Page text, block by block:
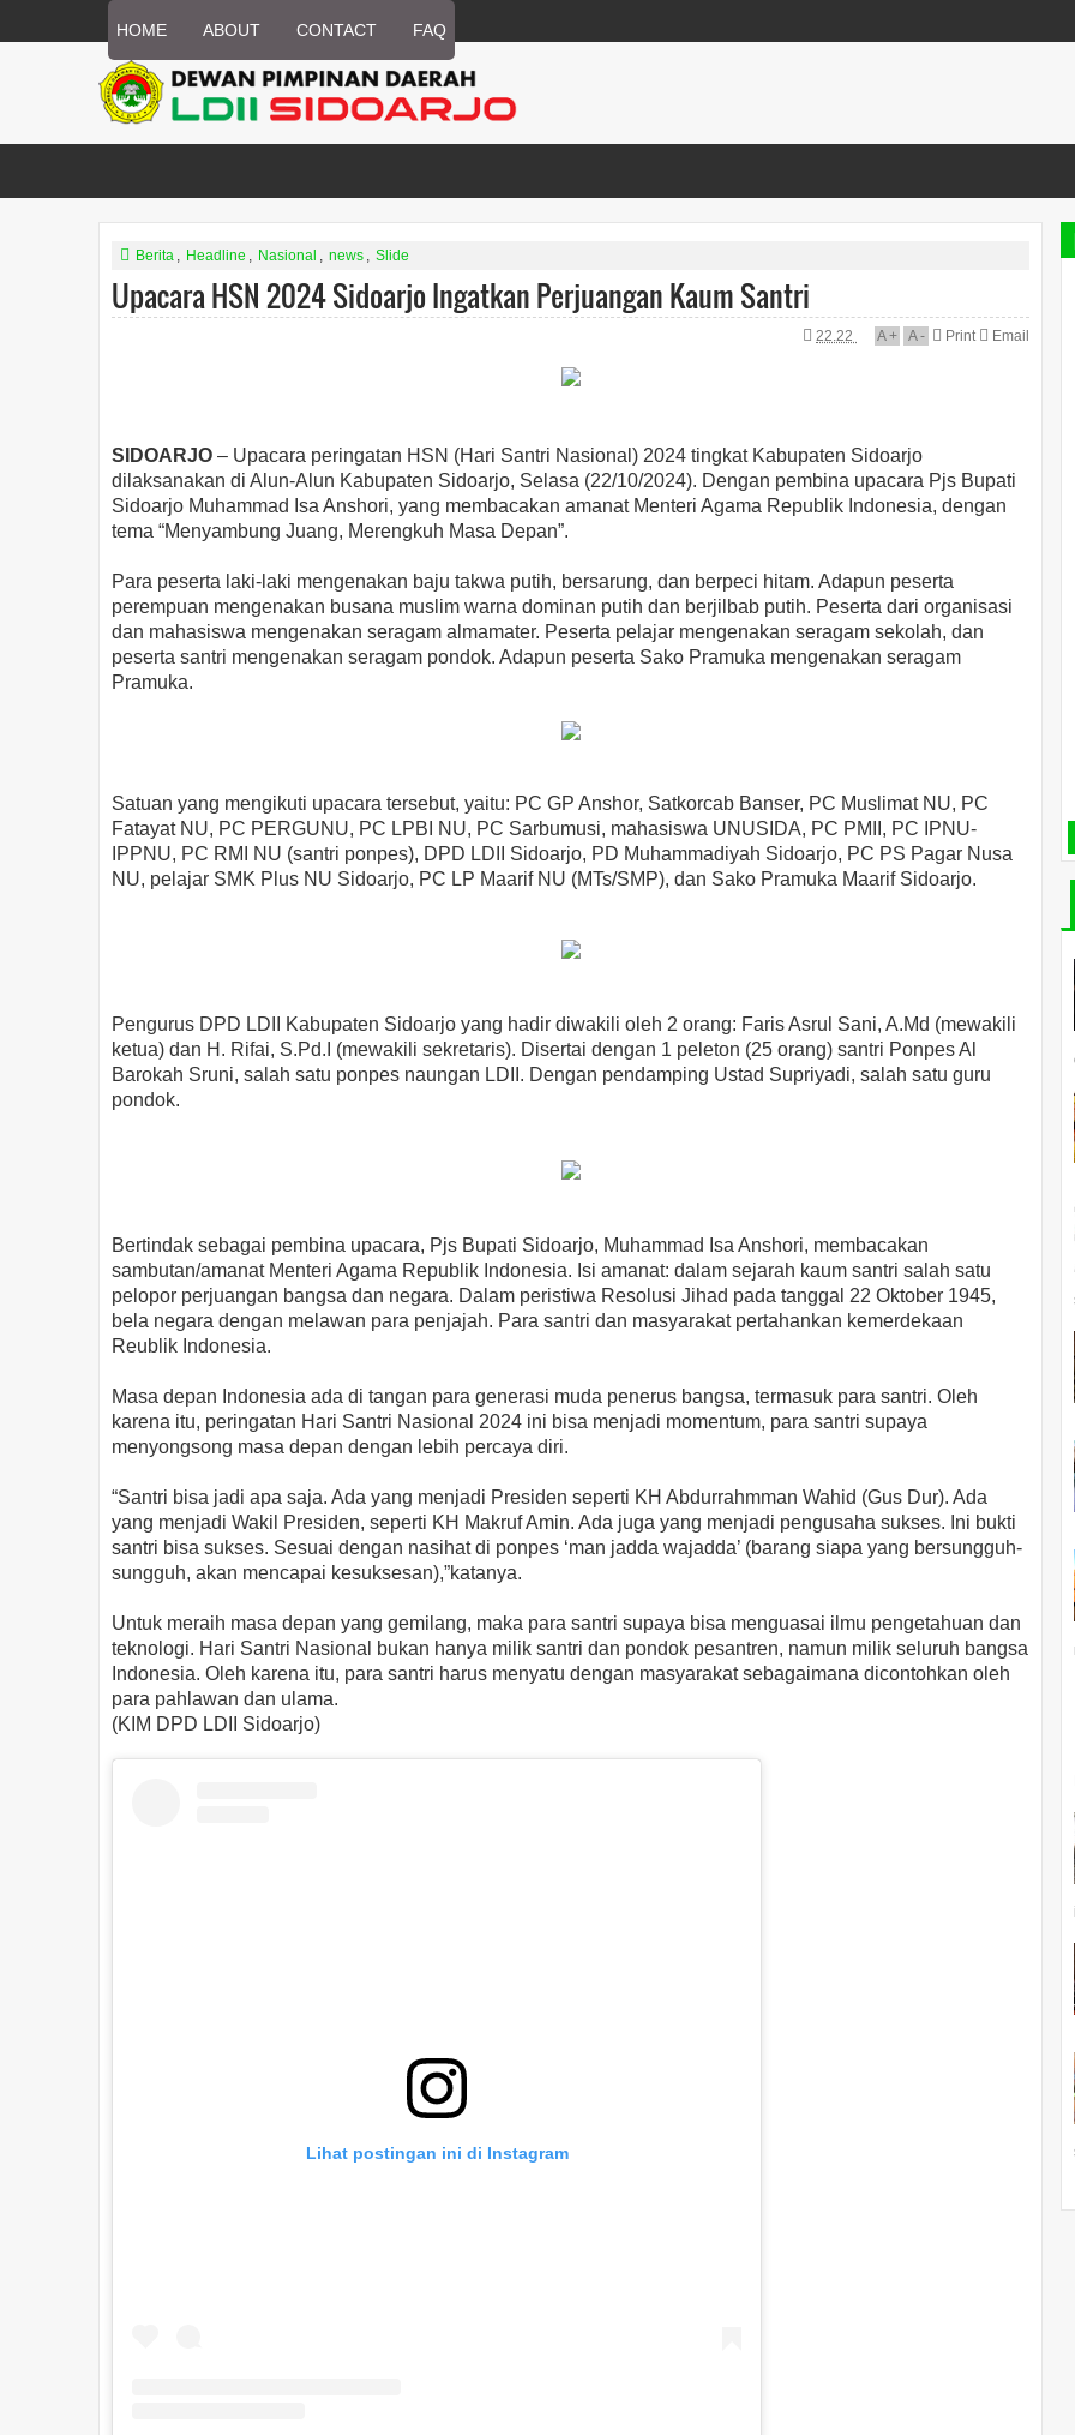
HOME ABOUT CONTACT FAQ
Berita , Headline , Nasional , news , Slide
Upacara HSN 2024 Sidoarjo Ingatkan Perjuangan Kaum Santri
22.22 A+ A- Print Email
SIDOARJO – Upacara peringatan HSN (Hari Santri Nasional) 2024 tingkat Kabupaten Sidoarjo
dilaksanakan di Alun-Alun Kabupaten Sidoarjo, Selasa (22/10/2024). Dengan pembina upacara Pjs Bupati
Sidoarjo Muhammad Isa Anshori, yang membacakan amanat Menteri Agama Republik Indonesia, dengan
tema “Menyambung Juang, Merengkuh Masa Depan”.
Para peserta laki-laki mengenakan baju takwa putih, bersarung, dan berpeci hitam. Adapun peserta
perempuan mengenakan busana muslim warna dominan putih dan berjilbab putih. Peserta dari organisasi
dan mahasiswa mengenakan seragam almamater. Peserta pelajar mengenakan seragam sekolah, dan
peserta santri mengenakan seragam pondok. Adapun peserta Sako Pramuka mengenakan seragam
Pramuka.
Satuan yang mengikuti upacara tersebut, yaitu: PC GP Anshor, Satkorcab Banser, PC Muslimat NU, PC
Fatayat NU, PC PERGUNU, PC LPBI NU, PC Sarbumusi, mahasiswa UNUSIDA, PC PMII, PC IPNU-
IPPNU, PC RMI NU (santri ponpes), DPD LDII Sidoarjo, PD Muhammadiyah Sidoarjo, PC PS Pagar Nusa
NU, pelajar SMK Plus NU Sidoarjo, PC LP Maarif NU (MTs/SMP), dan Sako Pramuka Maarif Sidoarjo.
Pengurus DPD LDII Kabupaten Sidoarjo yang hadir diwakili oleh 2 orang: Faris Asrul Sani, A.Md (mewakili
ketua) dan H. Rifai, S.Pd.I (mewakili sekretaris). Disertai dengan 1 peleton (25 orang) santri Ponpes Al
Barokah Sruni, salah satu ponpes naungan LDII. Dengan pendamping Ustad Supriyadi, salah satu guru
pondok.
Bertindak sebagai pembina upacara, Pjs Bupati Sidoarjo, Muhammad Isa Anshori, membacakan
sambutan/amanat Menteri Agama Republik Indonesia. Isi amanat: dalam sejarah kaum santri salah satu
pelopor perjuangan bangsa dan negara. Dalam peristiwa Resolusi Jihad pada tanggal 22 Oktober 1945,
bela negara dengan melawan para penjajah. Para santri dan masyarakat pertahankan kemerdekaan
Reublik Indonesia.
Masa depan Indonesia ada di tangan para generasi muda penerus bangsa, termasuk para santri. Oleh
karena itu, peringatan Hari Santri Nasional 2024 ini bisa menjadi momentum, para santri supaya
menyongsong masa depan dengan lebih percaya diri.
“Santri bisa jadi apa saja. Ada yang menjadi Presiden seperti KH Abdurrahmman Wahid (Gus Dur). Ada
yang menjadi Wakil Presiden, seperti KH Makruf Amin. Ada juga yang menjadi pengusaha sukses. Ini bukti
santri bisa sukses. Sesuai dengan nasihat di ponpes ‘man jadda wajadda’ (barang siapa yang bersungguh-
sungguh, akan mencapai kesuksesan),”katanya.
Untuk meraih masa depan yang gemilang, maka para santri supaya bisa menguasai ilmu pengetahuan dan
teknologi. Hari Santri Nasional bukan hanya milik santri dan pondok pesantren, namun milik seluruh bangsa
Indonesia. Oleh karena itu, para santri harus menyatu dengan masyarakat sebagaimana dicontohkan oleh
para pahlawan dan ulama.
(KIM DPD LDII Sidoarjo)
Lihat postingan ini di Instagram